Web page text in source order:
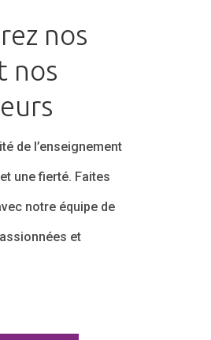
nos
nos
de l’enseignement
une fierté. Faites
notre équipe de
et